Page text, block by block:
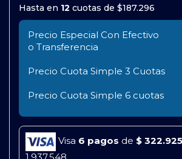
Hasta en 12 cuotas de $187.296
Precio Especial Con Efectivo
o Transferencia
Precio Cuota Simple 3 Cuotas
Precio Cuota Simple 6 cuotas
Visa 6 pagos de $